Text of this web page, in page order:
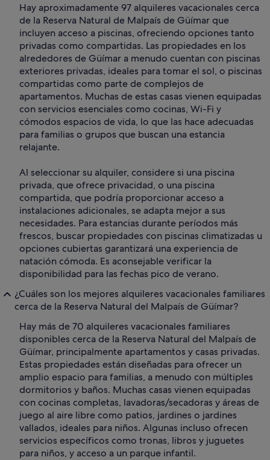
Hay aproximadamente 97 alquileres vacacionales cerca
de la Reserva Natural de Malpaís de Güímar que
incluyen acceso a piscinas, ofreciendo opciones tanto
privadas como compartidas. Las propiedades en los
alrededores de Güímar a menudo cuentan con piscinas
exteriores privadas, ideales para tomar el sol, o piscinas
compartidas como parte de complejos de
apartamentos. Muchas de estas casas vienen equipadas
con servicios esenciales como cocinas, Wi-Fi y
cómodos espacios de vida, lo que las hace adecuadas
para familias o grupos que buscan una estancia
relajante.
Al seleccionar su alquiler, considere si una piscina
privada, que ofrece privacidad, o una piscina
compartida, que podría proporcionar acceso a
instalaciones adicionales, se adapta mejor a sus
necesidades. Para estancias durante períodos más
frescos, buscar propiedades con piscinas climatizadas u
opciones cubiertas garantizará una experiencia de
natación cómoda. Es aconsejable verificar la
disponibilidad para las fechas pico de verano.
¿Cuáles son los mejores alquileres vacacionales familiares
cerca de la Reserva Natural del Malpaís de Güímar?
Hay más de 70 alquileres vacacionales familiares
disponibles cerca de la Reserva Natural del Malpaís de
Güímar, principalmente apartamentos y casas privadas.
Estas propiedades están diseñadas para ofrecer un
amplio espacio para familias, a menudo con múltiples
dormitorios y baños. Muchas casas vienen equipadas
con cocinas completas, lavadoras/secadoras y áreas de
juego al aire libre como patios, jardines o jardines
vallados, ideales para niños. Algunas incluso ofrecen
servicios específicos como tronas, libros y juguetes
para niños, y acceso a un parque infantil.